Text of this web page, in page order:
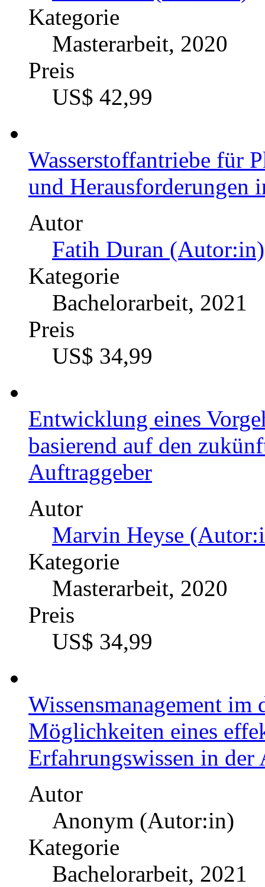
Autor
Nuri Köse (Autor:in)
Kategorie
Masterarbeit, 2020
US$ 42,99
Wasserstoffantriebe für
und Herausforderungen
Autor
Fatih Duran (Autor:in)
Kategorie
Preis
US$ 34,99
Entwicklung eines
basierend auf den
Auftraggeber
Autor
Kategorie
Masterarbeit, 2020
Preis
US$ 34,99